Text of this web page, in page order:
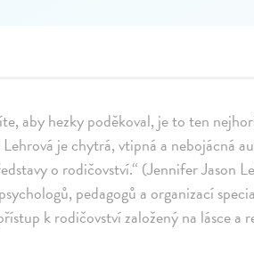
aby hezky poděkoval, je to ten
je chytrá, vtipná a nebojácná
o rodičovství.“ (Jennifer Jason
pedagogů a organizací
k rodičovství založený na lásce a